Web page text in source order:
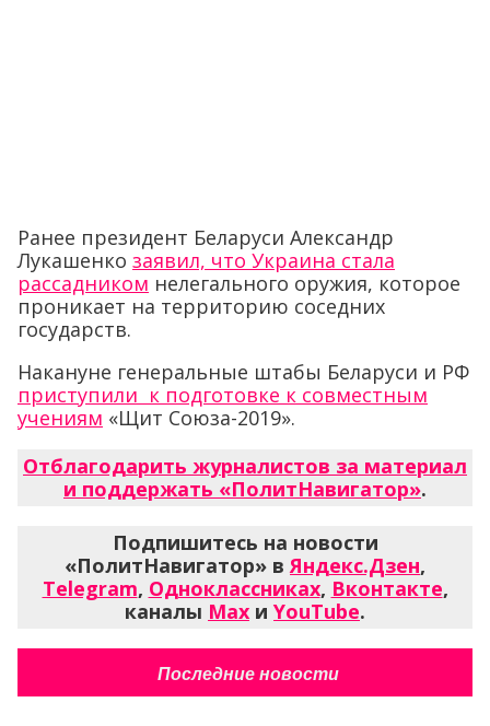
Ранее президент Беларуси Александр
Лукашенко заявил, что Украина стала
рассадником нелегального оружия, которое
проникает на территорию соседних
государств.
Накануне генеральные штабы Беларуси и РФ
приступили к подготовке к совместным
учениям «Щит Союза-2019».
Отблагодарить журналистов за материал
и поддержать «ПолитНавигатор».
Подпишитесь на новости
«ПолитНавигатор» вЯндекс.Дзен,
Telegram, Одноклассниках, Вконтакте,
каналы Max и YouTube.
Последние новости